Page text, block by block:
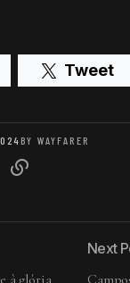
Tweet
BY WAYFARER
à glória
Next